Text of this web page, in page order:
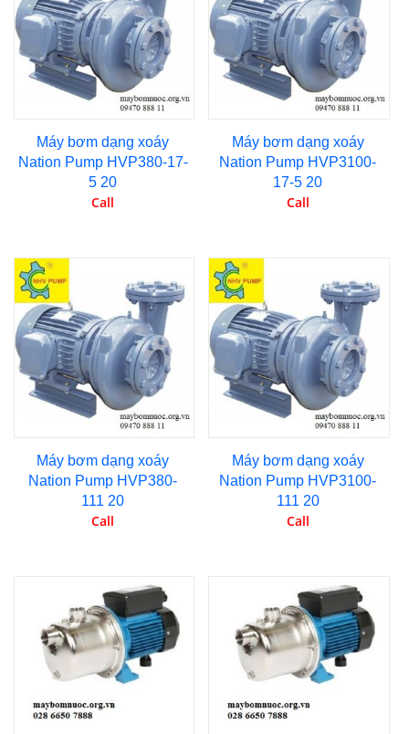
Máy bơm dạng xoáy
Nation Pump HVP380-17-
5 20
Call
Máy bơm dạng xoáy
Nation Pump HVP3100-
17-5 20
Call
Máy bơm dạng xoáy
Nation Pump HVP380-
111 20
Call
Máy bơm dạng xoáy
Nation Pump HVP3100-
111 20
Call